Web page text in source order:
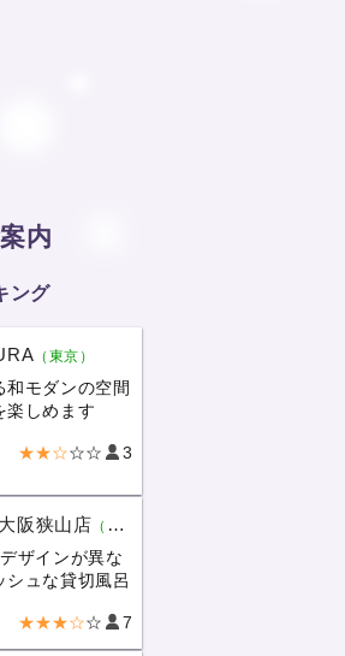
内
ング
（東京）
和モダンの空間
楽しめます
★★☆☆☆ 3
阪狭山店 （大阪）
ザインが異な
シュな貸切風呂
★★★☆☆ 7